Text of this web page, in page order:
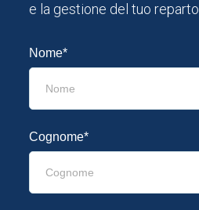
e la gestione del tuo reparto
Nome*
Cognome*